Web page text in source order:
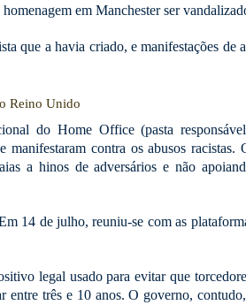
em Manchester ser
que a havia criado, e manifestações de
Reino Unido
do Home Office (pasta
manifestaram contra os abusos
a hinos de adversários e não
14 de julho, reuniu-se com as
legal usado para evitar que
entre três e 10 anos. O governo,